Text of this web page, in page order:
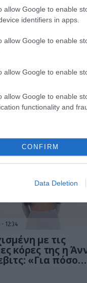
allow Google to enable
identifiers in apps.
allow Google to enable
allow Google to enable
allow Google to enable
functionality and
CONFIRM
Data Deletion
το
είναι το
12:34
με τις
κόρες της η
«Για πόσο